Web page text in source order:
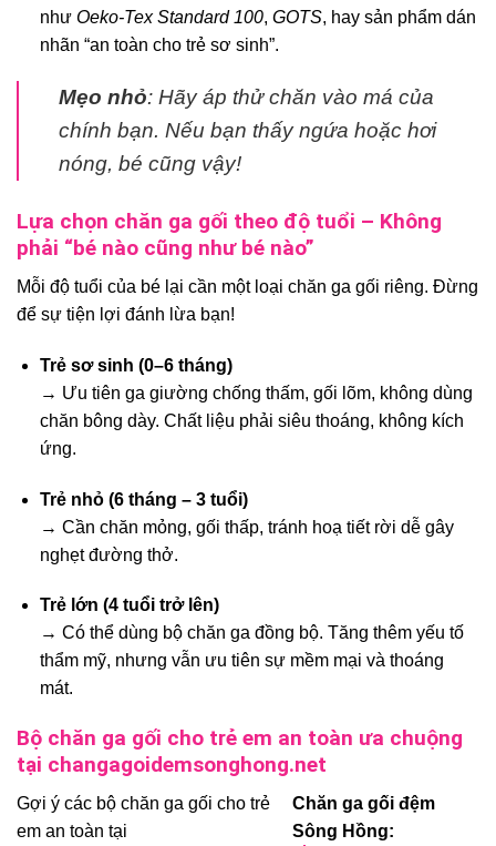
như Oeko-Tex Standard 100, GOTS, hay sản phẩm dán
nhãn “an toàn cho trẻ sơ sinh”.
Mẹo nhỏ: Hãy áp thử chăn vào má của
chính bạn. Nếu bạn thấy ngứa hoặc hơi
nóng, bé cũng vậy!
Lựa chọn chăn ga gối theo độ tuổi – Không
phải “bé nào cũng như bé nào”
Mỗi độ tuổi của bé lại cần một loại chăn ga gối riêng. Đừng
để sự tiện lợi đánh lừa bạn!
Trẻ sơ sinh (0–6 tháng)
→ Ưu tiên ga giường chống thấm, gối lõm, không dùng
chăn bông dày. Chất liệu phải siêu thoáng, không kích
ứng.
Trẻ nhỏ (6 tháng – 3 tuổi)
→ Cần chăn mỏng, gối thấp, tránh hoạ tiết rời dễ gây
nghẹt đường thở.
Trẻ lớn (4 tuổi trở lên)
→ Có thể dùng bộ chăn ga đồng bộ. Tăng thêm yếu tố
thẩm mỹ, nhưng vẫn ưu tiên sự mềm mại và thoáng
mát.
Bộ chăn ga gối cho trẻ em an toàn ưa chuộng
tại changagoidemsonghong.net
Gợi ý các bộ chăn ga gối cho trẻ
em an toàn tại
Chăn ga gối đệm
Sông Hồng: